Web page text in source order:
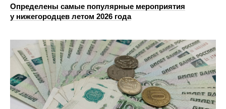
Определены самые популярные мероприятия
у нижегородцев летом 2026 года